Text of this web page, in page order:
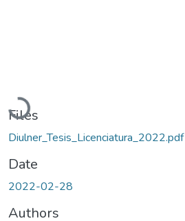
Loading...
Files
Diulner_Tesis_Licenciatura_2022.pdf
Date
2022-02-28
Authors